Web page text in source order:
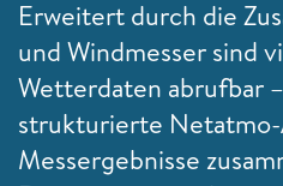
Erweitert durch die
und Windmesser sind
Wetterdaten abrufbar
strukturierte
Messergebnisse